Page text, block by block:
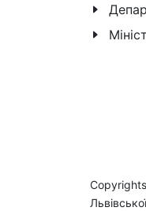
Copyrights